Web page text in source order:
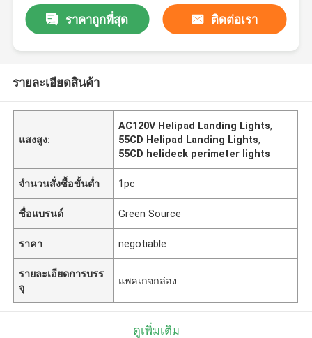
ราคาถูกที่สุด ติดต่อเรา
รายละเอียดสินค้า
แสงสูง:
AC120V Helipad Landing Lights,
55CD Helipad Landing Lights,
55CD helideck perimeter lights
จำนวนสั่งซื้อขั้นต่ำ 1pc
ชื่อแบรนด์ Green Source
ราคา negotiable
รายละเอียดการบรร
จุ
แพคเกจกล่อง
ดูเพิ่มเติม